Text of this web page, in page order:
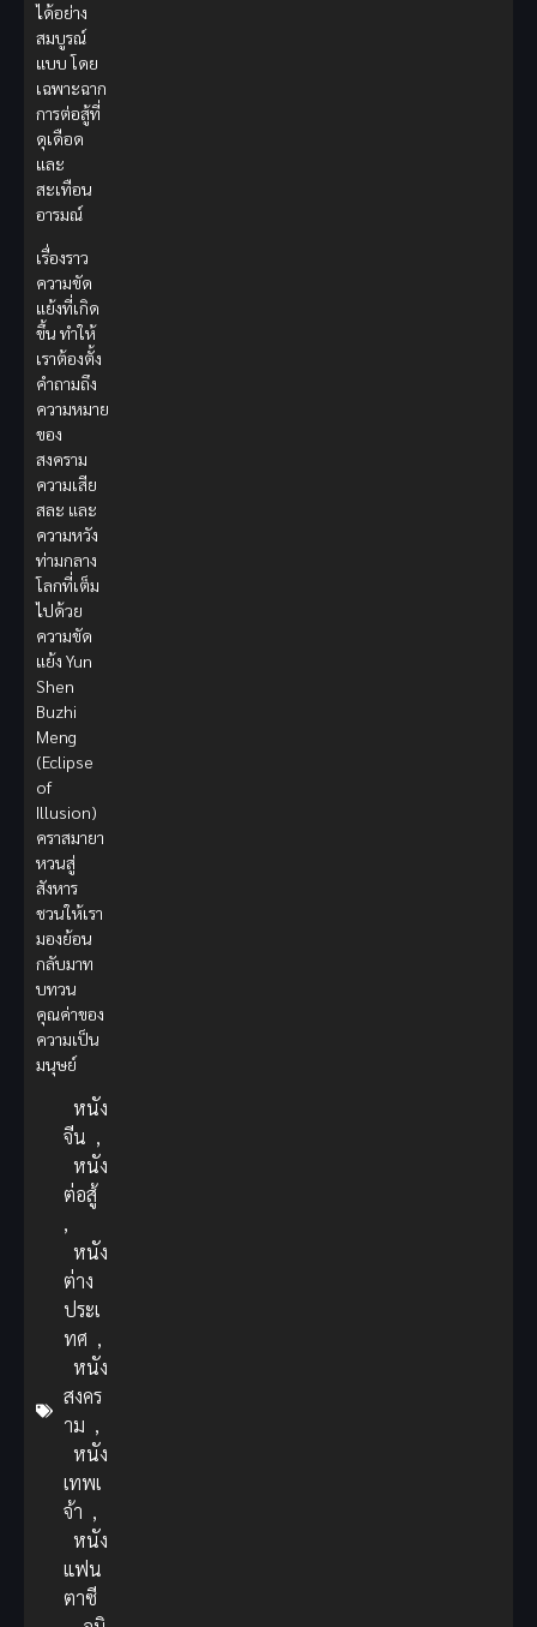
ได้อย่าง
สมบูรณ์
แบบ โดย
เฉพาะฉาก
การต่อสู้ที่
ดุเดือด
และ
สะเทือน
อารมณ์
เรื่องราว
ความขัด
แย้งที่เกิด
ขึ้น ทำให้
เราต้องตั้ง
คำถามถึง
ความหมาย
ของ
สงคราม
ความเสีย
สละ และ
ความหวัง
ท่ามกลาง
โลกที่เต็ม
ไปด้วย
ความขัด
แย้ง Yun
Shen
Buzhi
Meng
(Eclipse
of
Illusion)
คราสมายา
หวนสู่
สังหาร
ชวนให้เรา
มองย้อน
กลับมาท
บทวน
คุณค่าของ
ความเป็น
มนุษย์
หนัง
จีน ,
หนัง
ต่อสู้
,
หนัง
ต่าง
ประเ
ทศ ,
หนัง
สงคร
าม ,
หนัง
เทพเ
จ้า ,
หนัง
แฟน
ตาซี